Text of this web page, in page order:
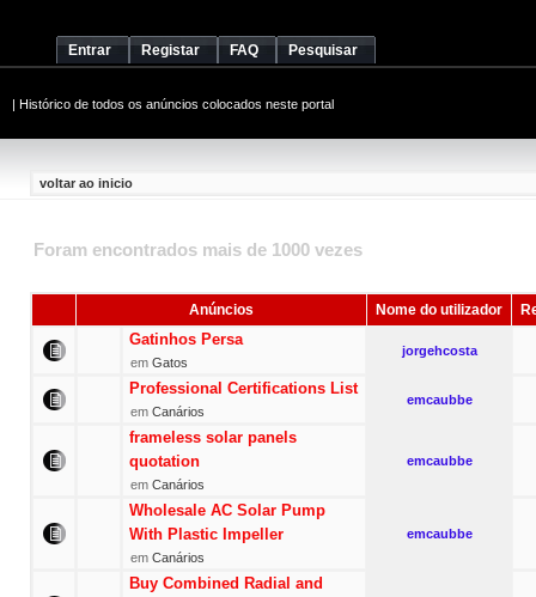
Entrar Registar FAQ Pesquisar
| Histórico de todos os anúncios colocados neste portal
voltar ao inicio
Foram encontrados mais de 1000 vezes
Anúncios Nome do utilizador
Gatinhos Persa
em Gatos
jorgehcosta
Professional Certifications List
em Canários
emcaubbe
frameless solar panels
quotation
em Canários
emcaubbe
Wholesale AC Solar Pump
With Plastic Impeller
em Canários
emcaubbe
Buy Combined Radial and